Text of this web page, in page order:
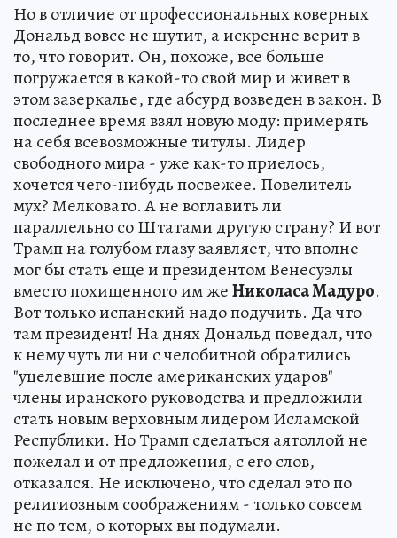
Но в отличие от профессиональных коверных
Дональд вовсе не шутит, а искренне верит в
то, что говорит. Он, похоже, все больше
погружается в какой-то свой мир и живет в
этом зазеркалье, где абсурд возведен в закон. В
последнее время взял новую моду: примерять
на себя всевозможные титулы. Лидер
свободного мира - уже как-то приелось,
хочется чего-нибудь посвежее. Повелитель
мух? Мелковато. А не воглавить ли
параллельно со Штатами другую страну? И вот
Трамп на голубом глазу заявляет, что вполне
мог бы стать еще и президентом Венесуэлы
вместо похищенного им жеНиколаса Мадуро.
Вот только испанский надо подучить. Да что
там президент! На днях Дональд поведал, что
к нему чуть ли ни с челобитной обратились
"уцелевшие после американских ударов"
члены иранского руководства и предложили
стать новым верховным лидером Исламской
Республики. Но Трамп сделаться аятоллой не
пожелал и от предложения, с его слов,
отказался. Не исключено, что сделал это по
религиозным соображениям - только совсем
не по тем, о которых вы подумали.